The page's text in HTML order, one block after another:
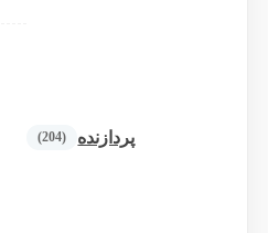
پردازنده (204)